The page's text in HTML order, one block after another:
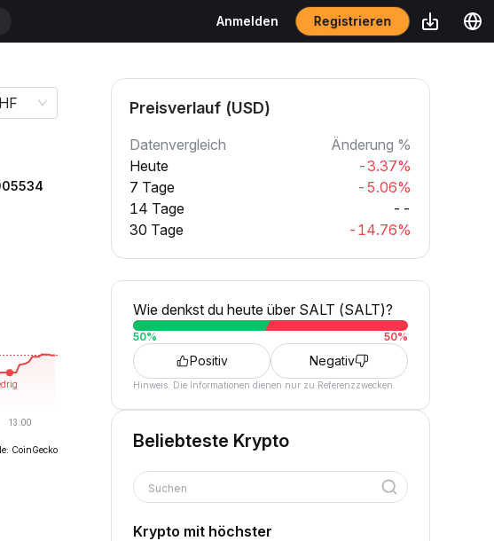
Anmelden Registrieren
CoinGecko
Preisverlauf (USD)
Datenvergleich
Änderung %
Heute
-3.37%
7 Tage
-5.06%
14 Tage
--
30 Tage
-14.76%
Wie denkst du heute über SALT (SALT)?
50% 50%
Positiv Negativ
Hinweis: Die Informationen dienen nur zu Referenzzwecken.
Beliebteste Krypto
Suchen
Krypto mit höchster